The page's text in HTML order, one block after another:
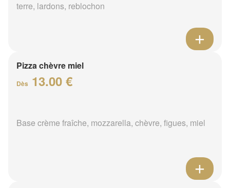
terre, lardons, reblochon
Pizza chèvre miel
Dès 13.00 €
Base crème fraîche, mozzarella, chèvre, figues, miel